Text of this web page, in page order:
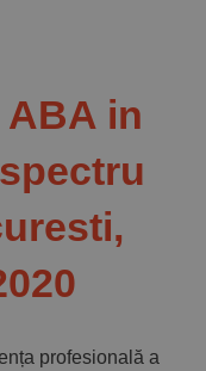
in
profesională a